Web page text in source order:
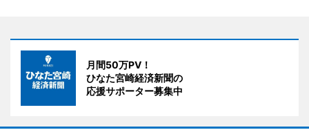
月間50万PV！
ひなた宮崎経済新聞の
応援サポーター募集中